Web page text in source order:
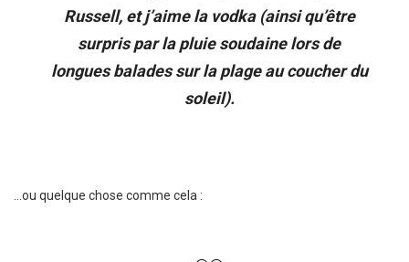
Russell, et j’aime la vodka (ainsi qu’être
surpris par la pluie soudaine lors de
longues balades sur la plage au coucher du
soleil).
…ou quelque chose comme cela :